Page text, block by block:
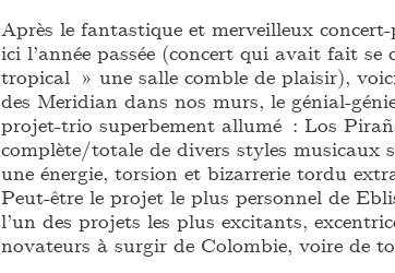
Après le fantastique et merveilleux
ici l’année passée (concert qui avait fait
tropical » une salle comble de plaisir),
des Meridian dans nos murs, le génial-
projet-trio superbement allumé : Los
complète/totale de divers styles musicaux
une énergie, torsion et bizarrerie tordu
Peut-être le projet le plus personnel de
l’un des projets les plus excitants,
novateurs à surgir de Colombie, voire de